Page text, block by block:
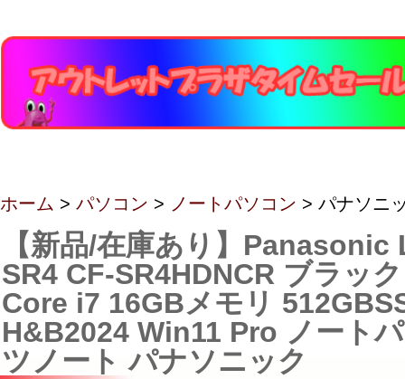
ホーム > パソコン > ノートパソコン > パナソニ
【新品/在庫あり】
SR4 CF-SR4HDNCR ブラッ
Core i7 16GBメモリ
H&B2024 Win11 Pro ノート
ツノート パナソニック